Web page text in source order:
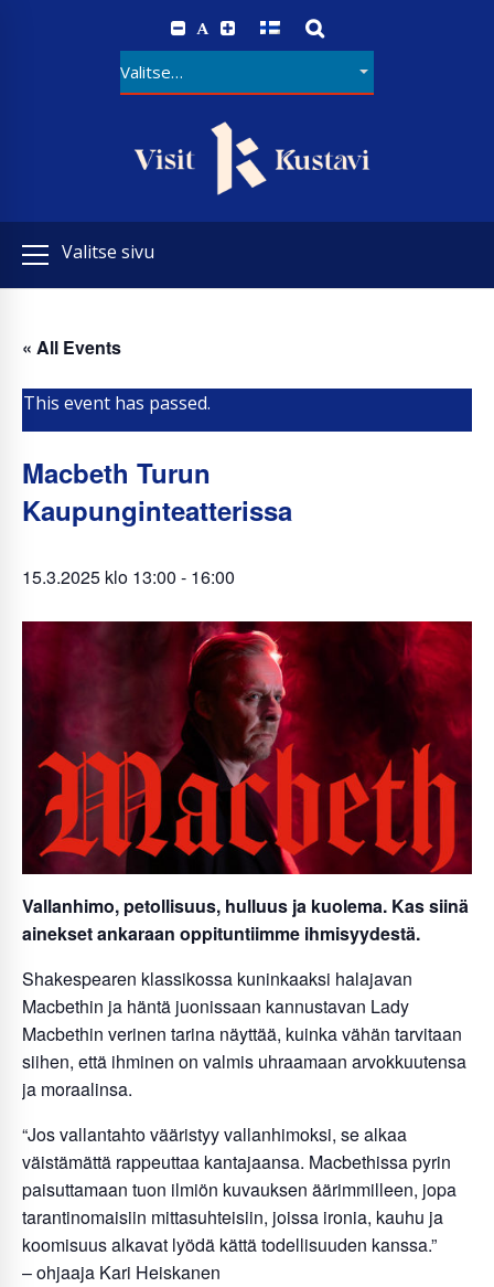
A
Valitse sivu
« All Events
This event has passed.
Macbeth Turun
Kaupunginteatterissa
15.3.2025 klo 13:00 - 16:00
Vallanhimo, petollisuus, hulluus ja kuolema. Kas siinä
ainekset ankaraan oppituntiimme ihmisyydestä.
Shakespearen klassikossa kuninkaaksi halajavan
Macbethin ja häntä juonissaan kannustavan Lady
Macbethin verinen tarina näyttää, kuinka vähän tarvitaan
siihen, että ihminen on valmis uhraamaan arvokkuutensa
ja moraalinsa.
“Jos vallantahto vääristyy vallanhimoksi, se alkaa
väistämättä rappeuttaa kantajaansa. Macbethissa pyrin
paisuttamaan tuon ilmiön kuvauksen äärimmilleen, jopa
tarantinomaisiin mittasuhteisiin, joissa ironia, kauhu ja
koomisuus alkavat lyödä kättä todellisuuden kanssa.”
– ohjaaja Kari Heiskanen